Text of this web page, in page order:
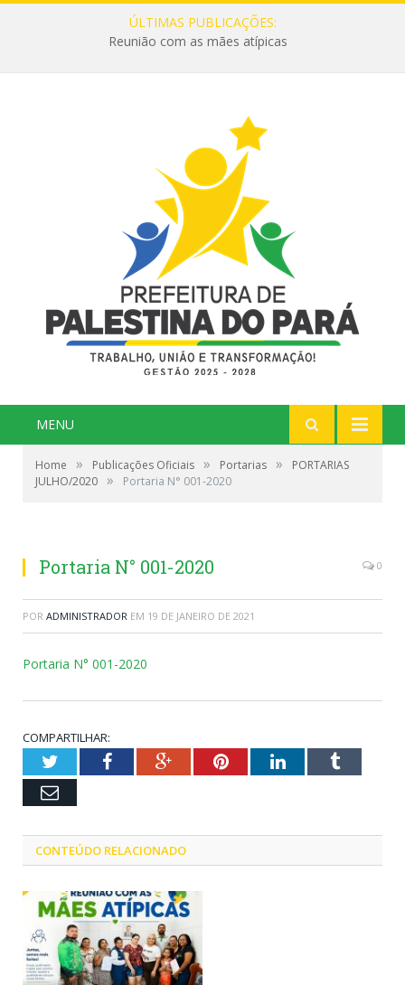
ÚLTIMAS PUBLICAÇÕES:
Reunião com as mães atípicas
MENU
Home » Publicações Oficiais » Portarias »
PORTARIAS
JULHO/2020 » Portaria N° 001-2020
Portaria N° 001-2020 0
POR ADMINISTRADOR EM 19 DE JANEIRO DE 2021
Portaria N° 001-2020
COMPARTILHAR:
TwitterFacebookGoogle+PinterestLinkedInTumblr
Email
CONTEÚDO RELACIONADO